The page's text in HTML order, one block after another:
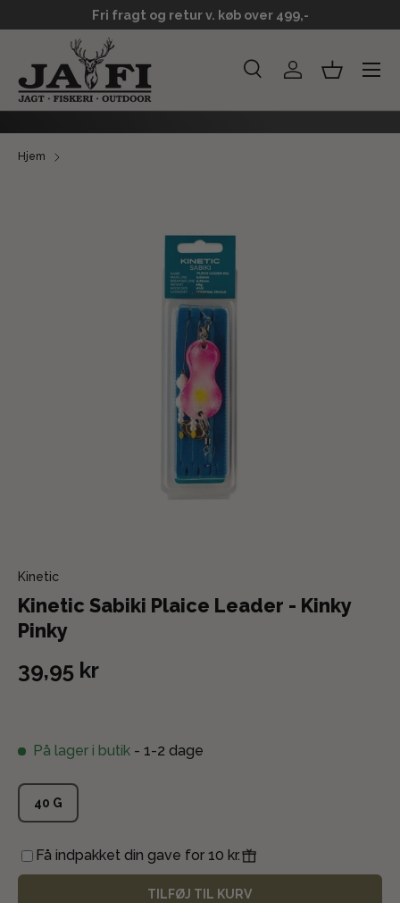
GÅ TIL INDHOLD
Fri fragt og retur v. køb over 499,-
Søg Log indKurv
Menu
Hjem
Kinetic
Kinetic Sabiki Plaice Leader - Kinky
Pinky
39,95 kr
På lager i butik - 1-2 dage
40 G
Få indpakket din gave for 10 kr.
TILFØJ TIL KURV